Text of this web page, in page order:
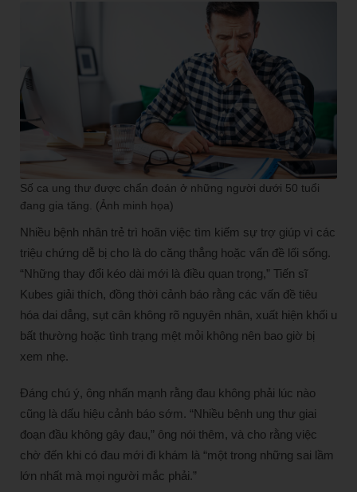
Số ca ung thư được chẩn đoán ở những người dưới 50 tuổi
đang gia tăng. (Ảnh minh họa)
Nhiều bệnh nhân trẻ trì hoãn việc tìm kiếm sự trợ giúp vì các
triệu chứng dễ bị cho là do căng thẳng hoặc vấn đề lối sống.
“Những thay đổi kéo dài mới là điều quan trọng,” Tiến sĩ
Kubes giải thích, đồng thời cảnh báo rằng các vấn đề tiêu
hóa dai dẳng, sụt cân không rõ nguyên nhân, xuất hiện khối u
bất thường hoặc tình trạng mệt mỏi không nên bao giờ bị
xem nhẹ.
Đáng chú ý, ông nhấn mạnh rằng đau không phải lúc nào
cũng là dấu hiệu cảnh báo sớm. “Nhiều bệnh ung thư giai
đoạn đầu không gây đau,” ông nói thêm, và cho rằng việc
chờ đến khi có đau mới đi khám là “một trong những sai lầm
lớn nhất mà mọi người mắc phải.”